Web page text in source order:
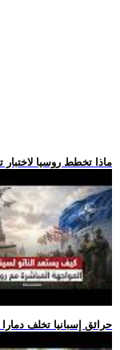
.. ماذا تخطط روسيا
.. حرائق إسبانيا تخلف